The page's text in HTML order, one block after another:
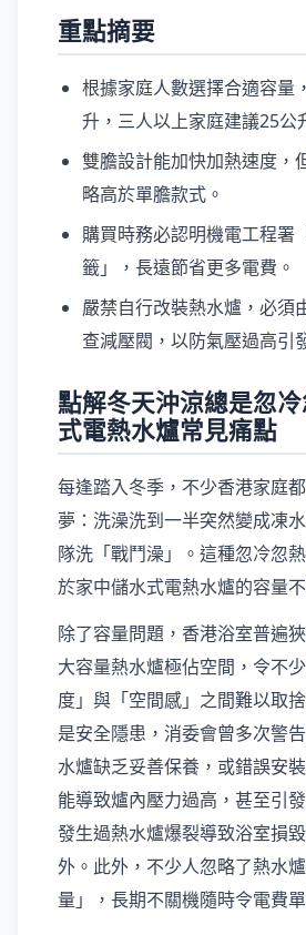
重點摘要
根據家庭人數選擇合適容量
升，三人以上家庭建議25公
雙膽設計能加快加熱速度，
略高於單膽款式。
購買時務必認明機電工程署
籤」，長遠節省更多電費。
嚴禁自行改裝熱水爐，必須
查減壓閥，以防氣壓過高引
點解冬天沖涼總是忽
式電熱水爐常見痛點
每逢踏入冬季，不少香港家庭
夢：洗澡洗到一半突然變成凍
隊洗「戰鬥澡」。這種忽冷忽
於家中儲水式電熱水爐的容量
除了容量問題，香港浴室普遍
大容量熱水爐極佔空間，令不
度」與「空間感」之間難以取
是安全隱患，消委會曾多次警
水爐缺乏妥善保養，或錯誤安
能導致爐內壓力過高，甚至引
發生過熱水爐爆裂導致浴室損
外。此外，不少人忽略了熱水
量」，長期不關機隨時令電費